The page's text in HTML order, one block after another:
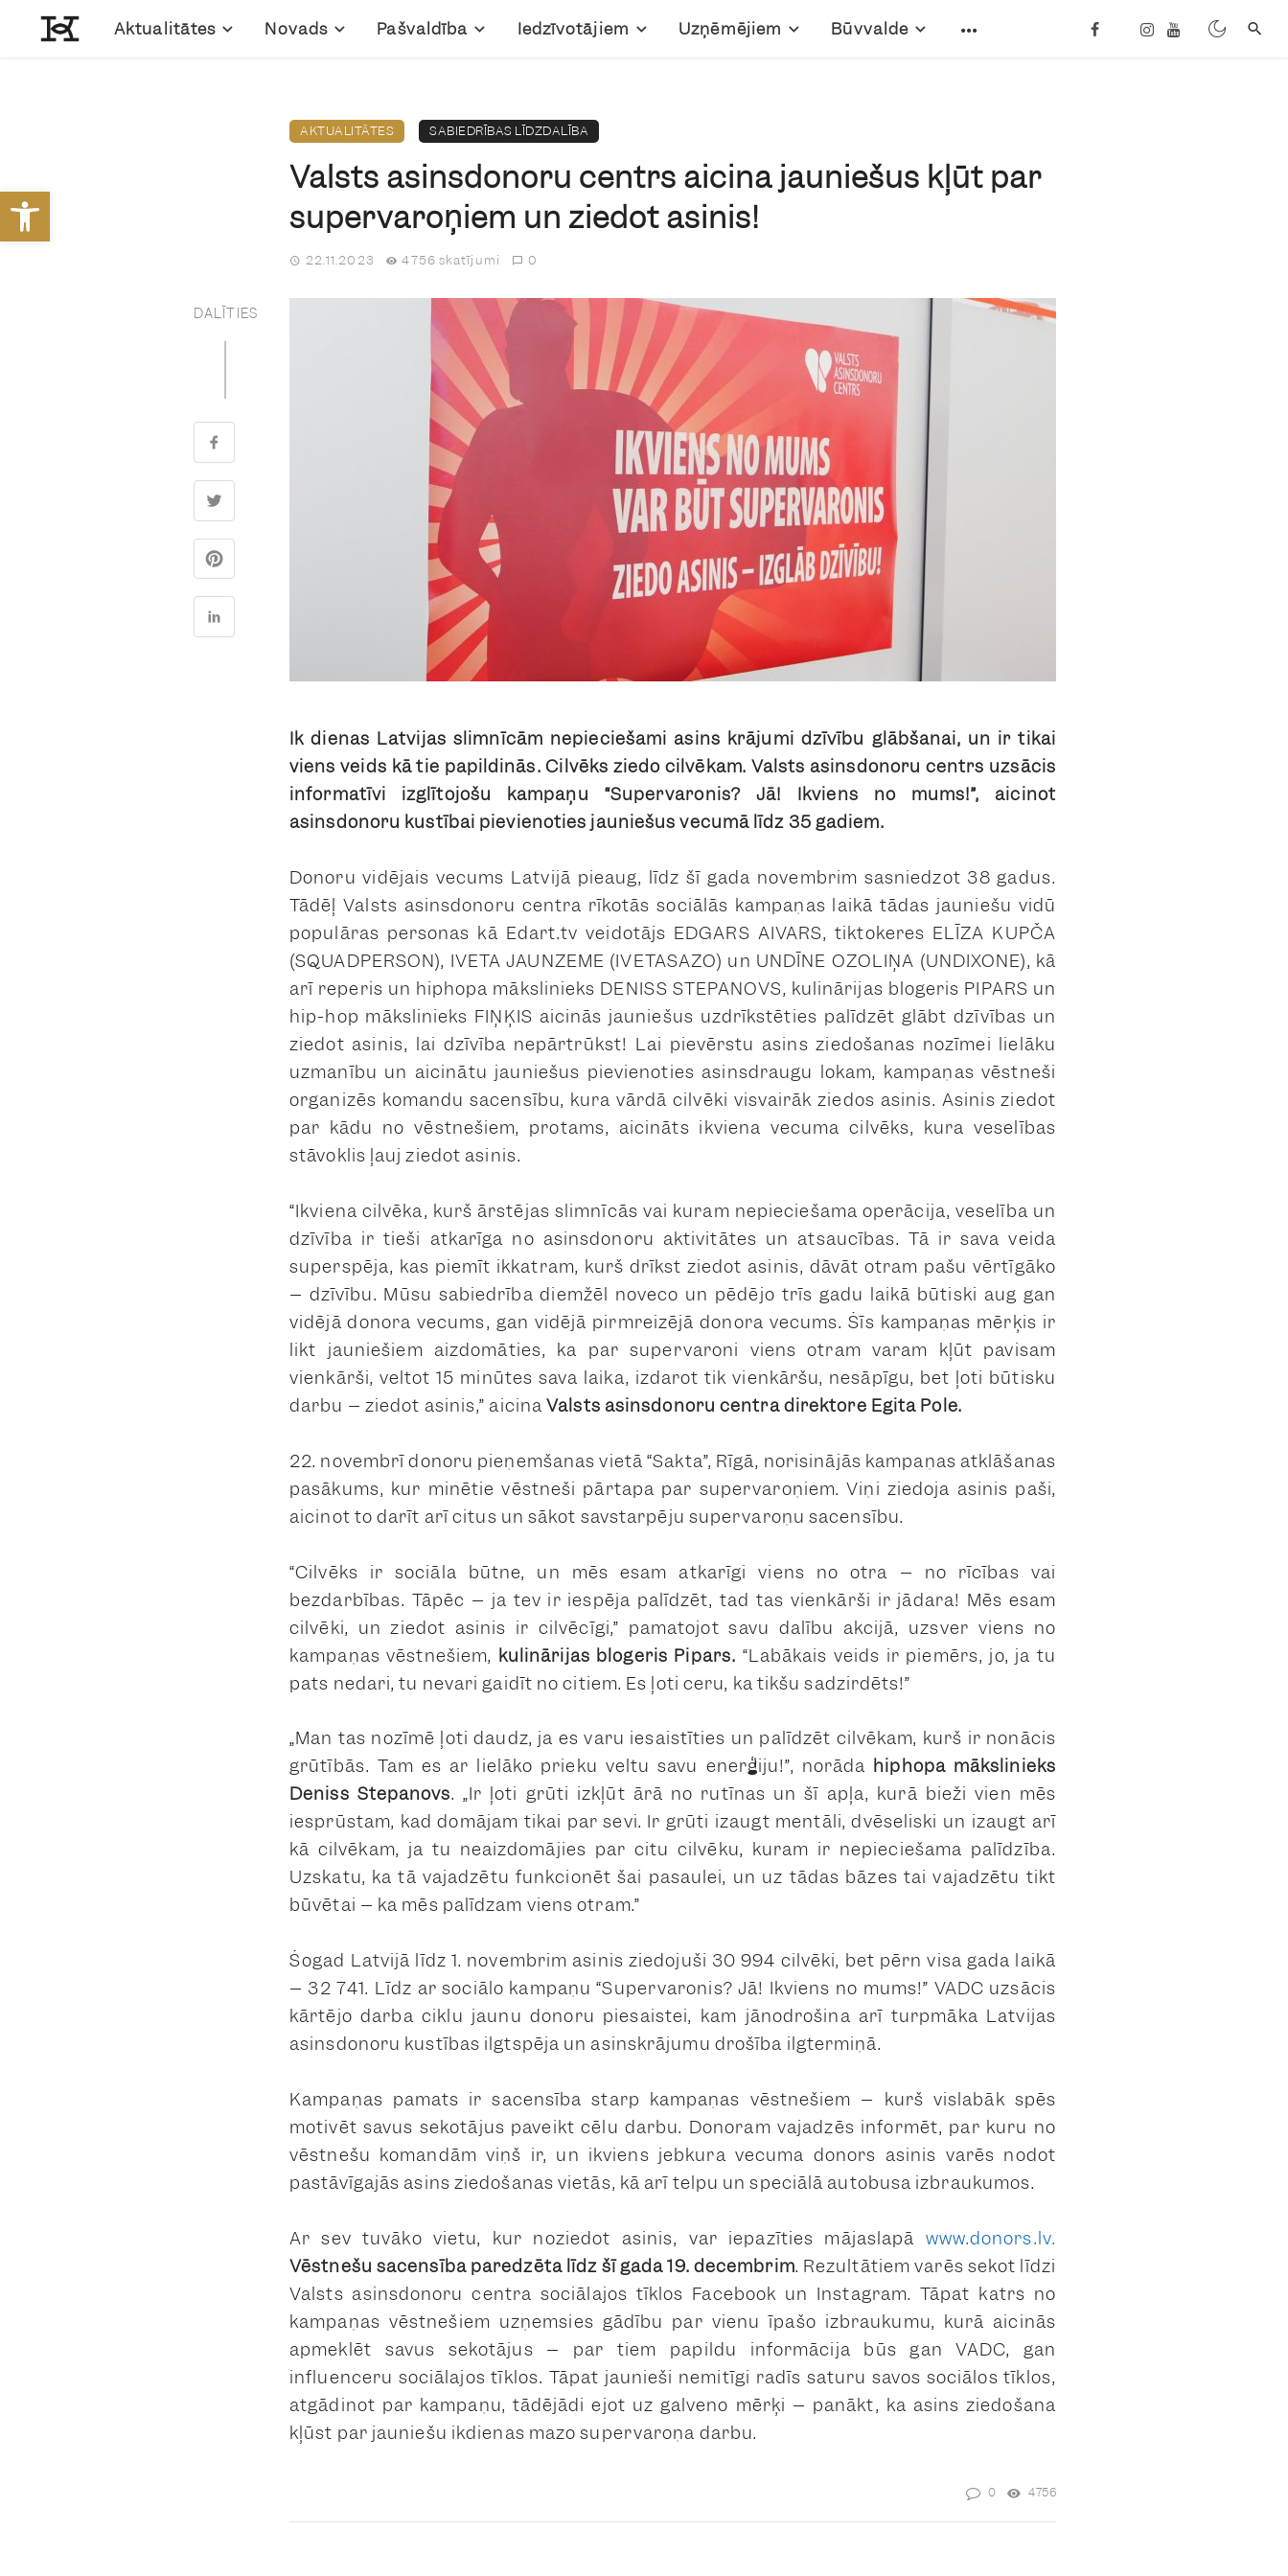
Open toolbar
Aktualitātes Novads Pašvaldība Iedzīvotājiem Uzņēmējiem Būvvalde
AKTUALITĀTES SABIEDRĪBAS LĪDZDALĪBA
Valsts asinsdonoru centrs aicina jauniešus kļūt par
supervaroņiem un ziedot asinis!
22.11.2023 4756 skatījumi 0
DALĪTIES
Ik dienas Latvijas slimnīcām nepieciešami asins krājumi dzīvību glābšanai, un ir tikai
viens veids kā tie papildinās. Cilvēks ziedo cilvēkam. Valsts asinsdonoru centrs uzsācis
informatīvi izglītojošu kampaņu “Supervaronis? Jā! Ikviens no mums!”, aicinot
asinsdonoru kustībai pievienoties jauniešus vecumā līdz 35 gadiem.
Donoru vidējais vecums Latvijā pieaug, līdz šī gada novembrim sasniedzot 38 gadus.
Tādēļ Valsts asinsdonoru centra rīkotās sociālās kampaņas laikā tādas jauniešu vidū
populāras personas kā Edart.tv veidotājs EDGARS AIVARS, tiktokeres ELĪZA KUPČA
(SQUADPERSON), IVETA JAUNZEME (IVETASAZO) un UNDĪNE OZOLIŅA (UNDIXONE), kā
arī reperis un hiphopa mākslinieks DENISS STEPANOVS, kulinārijas blogeris PIPARS un
hip-hop mākslinieks FIŅĶIS aicinās jauniešus uzdrīkstēties palīdzēt glābt dzīvības un
ziedot asinis, lai dzīvība nepārtrūkst! Lai pievērstu asins ziedošanas nozīmei lielāku
uzmanību un aicinātu jauniešus pievienoties asinsdraugu lokam, kampaņas vēstneši
organizēs komandu sacensību, kura vārdā cilvēki visvairāk ziedos asinis. Asinis ziedot
par kādu no vēstnešiem, protams, aicināts ikviena vecuma cilvēks, kura veselības
stāvoklis ļauj ziedot asinis.
“Ikviena cilvēka, kurš ārstējas slimnīcās vai kuram nepieciešama operācija, veselība un
dzīvība ir tieši atkarīga no asinsdonoru aktivitātes un atsaucības. Tā ir sava veida
superspēja, kas piemīt ikkatram, kurš drīkst ziedot asinis, dāvāt otram pašu vērtīgāko
– dzīvību. Mūsu sabiedrība diemžēl noveco un pēdējo trīs gadu laikā būtiski aug gan
vidējā donora vecums, gan vidējā pirmreizējā donora vecums. Šīs kampaņas mērķis ir
likt jauniešiem aizdomāties, ka par supervaroni viens otram varam kļūt pavisam
vienkārši, veltot 15 minūtes sava laika, izdarot tik vienkāršu, nesāpīgu, bet ļoti būtisku
darbu – ziedot asinis,” aicinaValsts asinsdonoru centra direktore Egita Pole.
22. novembrī donoru pieņemšanas vietā “Sakta”, Rīgā, norisinājās kampaņas atklāšanas
pasākums, kur minētie vēstneši pārtapa par supervaroņiem. Viņi ziedoja asinis paši,
aicinot to darīt arī citus un sākot savstarpēju supervaroņu sacensību.
“Cilvēks ir sociāla būtne, un mēs esam atkarīgi viens no otra – no rīcības vai
bezdarbības. Tāpēc – ja tev ir iespēja palīdzēt, tad tas vienkārši ir jādara! Mēs esam
cilvēki, un ziedot asinis ir cilvēcīgi,” pamatojot savu dalību akcijā, uzsver viens no
kampaņas vēstnešiem, kulinārijas blogeris Pipars. “Labākais veids ir piemērs, jo, ja tu
pats nedari, tu nevari gaidīt no citiem. Es ļoti ceru, ka tikšu sadzirdēts!”
„Man tas nozīmē ļoti daudz, ja es varu iesaistīties un palīdzēt cilvēkam, kurš ir nonācis
grūtībās. Tam es ar lielāko prieku veltu savu enerģiju!”, norāda hiphopa mākslinieks
Deniss Stepanovs. „Ir ļoti grūti izkļūt ārā no rutīnas un šī apļa, kurā bieži vien mēs
iesprūstam, kad domājam tikai par sevi. Ir grūti izaugt mentāli, dvēseliski un izaugt arī
kā cilvēkam, ja tu neaizdomājies par citu cilvēku, kuram ir nepieciešama palīdzība.
Uzskatu, ka tā vajadzētu funkcionēt šai pasaulei, un uz tādas bāzes tai vajadzētu tikt
būvētai – ka mēs palīdzam viens otram.”
Šogad Latvijā līdz 1. novembrim asinis ziedojuši 30 994 cilvēki, bet pērn visa gada laikā
– 32 741. Līdz ar sociālo kampaņu “Supervaronis? Jā! Ikviens no mums!” VADC uzsācis
kārtējo darba ciklu jaunu donoru piesaistei, kam jānodrošina arī turpmāka Latvijas
asinsdonoru kustības ilgtspēja un asinskrājumu drošība ilgtermiņā.
Kampaņas pamats ir sacensība starp kampaņas vēstnešiem – kurš vislabāk spēs
motivēt savus sekotājus paveikt cēlu darbu. Donoram vajadzēs informēt, par kuru no
vēstnešu komandām viņš ir, un ikviens jebkura vecuma donors asinis varēs nodot
pastāvīgajās asins ziedošanas vietās, kā arī telpu un speciālā autobusa izbraukumos.
Ar sev tuvāko vietu, kur noziedot asinis, var iepazīties mājaslapā www.donors.lv.
Vēstnešu sacensība paredzēta līdz šī gada 19. decembrim. Rezultātiem varēs sekot līdzi
Valsts asinsdonoru centra sociālajos tīklos Facebook un Instagram. Tāpat katrs no
kampaņas vēstnešiem uzņemsies gādību par vienu īpašo izbraukumu, kurā aicinās
apmeklēt savus sekotājus – par tiem papildu informācija būs gan VADC, gan
influenceru sociālajos tīklos. Tāpat jaunieši nemitīgi radīs saturu savos sociālos tīklos,
atgādinot par kampaņu, tādējādi ejot uz galveno mērķi – panākt, ka asins ziedošana
kļūst par jauniešu ikdienas mazo supervaroņa darbu.
0 4756